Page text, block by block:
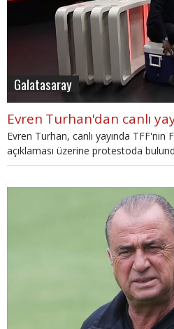
Galatasaray
Evren Turhan, canlı yayında TFF'nin
açıklaması üzerine protestoda